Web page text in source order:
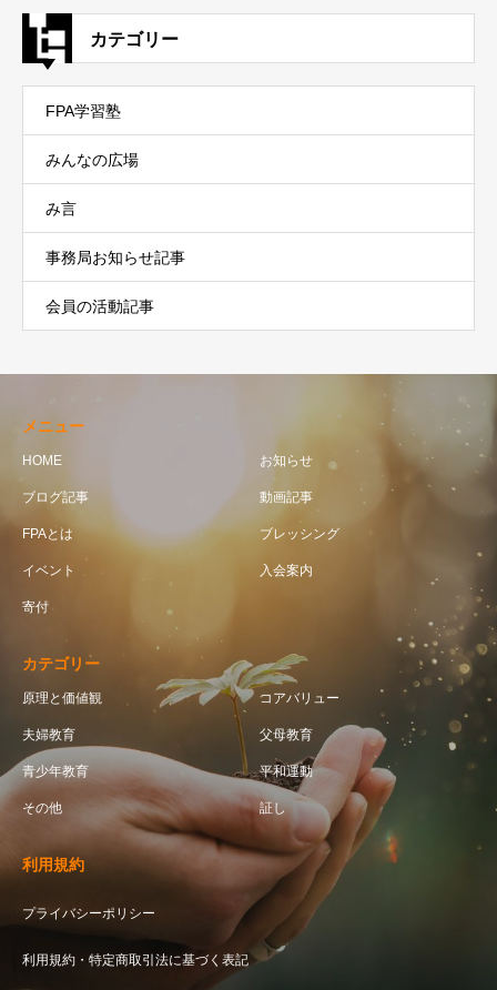
カテゴリー
FPA学習塾
みんなの広場
み言
事務局お知らせ記事
会員の活動記事
メニュー
HOME お知らせ
ブログ記事 動画記事
FPAとは ブレッシング
イベント 入会案内
寄付
カテゴリー
原理と価値観 コアバリュー
夫婦教育 父母教育
青少年教育 平和運動
その他 証し
利用規約
プライバシーポリシー
利用規約・特定商取引法に基づく表記